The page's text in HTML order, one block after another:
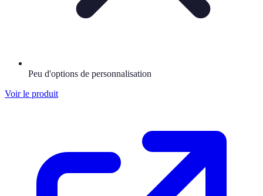
Peu d'options de personnalisation
Voir le produit